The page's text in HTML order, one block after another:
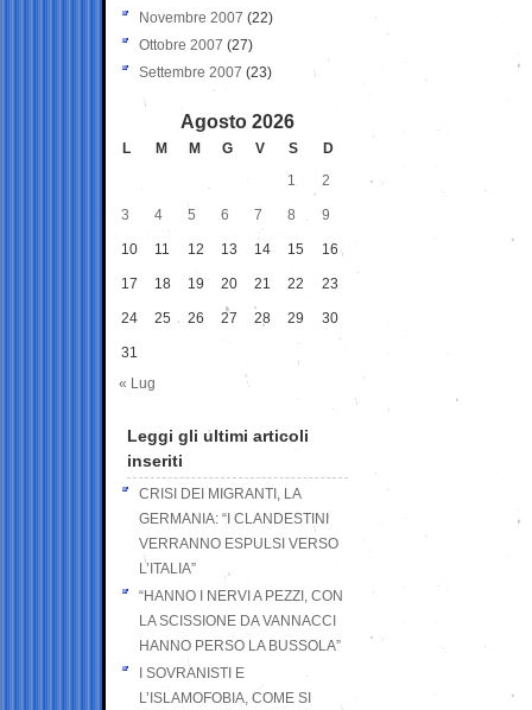
Novembre 2007 (22)
Ottobre 2007 (27)
Settembre 2007 (23)
Agosto 2026
L M M G V S
D
1
2
3 4 5 6 7 8 9
10 11 12 13 14 15 16
17 18 19 20 21 22 23
24 25 26 27 28 29 30
31
« Lug
Leggi gli ultimi articoli
inseriti
CRISI DEI MIGRANTI, LA
GERMANIA: “I CLANDESTINI
VERRANNO ESPULSI VERSO
L’ITALIA”
“HANNO I NERVI A PEZZI, CON
LA SCISSIONE DA VANNACCI
HANNO PERSO LA BUSSOLA”
I SOVRANISTI E
L’ISLAMOFOBIA, COME SI